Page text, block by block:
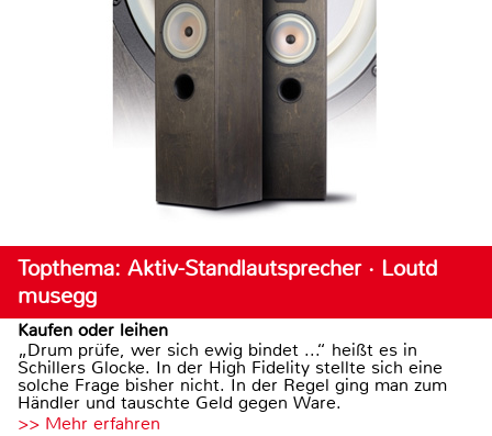
Topthema: Aktiv-Standlautsprecher · Loutd
musegg
Kaufen oder leihen
„Drum prüfe, wer sich ewig bindet ...“ heißt es in
Schillers Glocke. In der High Fidelity stellte sich eine
solche Frage bisher nicht. In der Regel ging man zum
Händler und tauschte Geld gegen Ware.
>> Mehr erfahren